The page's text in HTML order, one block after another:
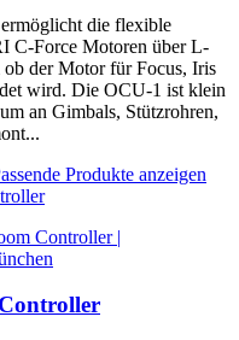
die flexible
C-Force Motoren über L-
der Motor für Focus, Iris
wird. Die OCU-1 ist klein
an Gimbals, Stützrohren,
Produkte anzeigen